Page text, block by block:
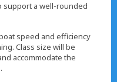
support a well-rounded
speed and efficiency
Class size will be
accommodate the